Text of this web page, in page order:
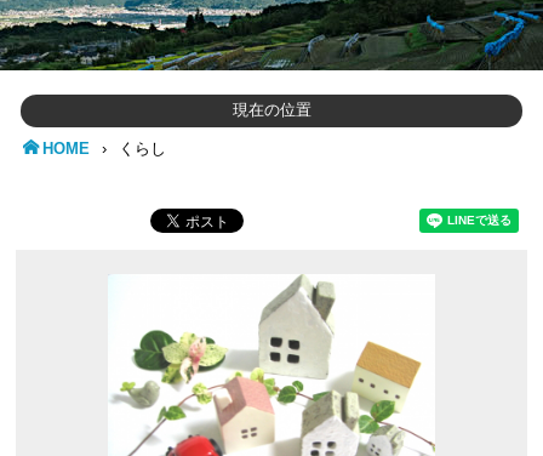
現在の位置
HOME › くらし